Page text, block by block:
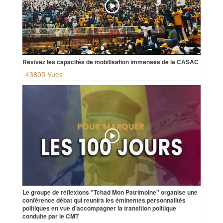
Revivez les capacités de mobilisation immenses de la CASAC
43805 Vues
Le groupe de réflexions "Tchad Mon Patrimoine" organise une
conférence débat qui reunira les éminentes personnalités
politiques en vue d'accompagner la transition politique
conduite par le CMT